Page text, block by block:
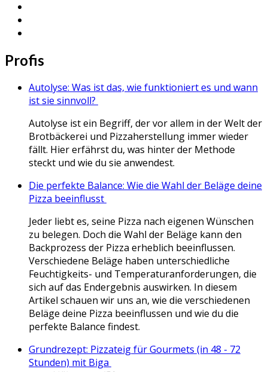
Profis
Autolyse: Was ist das, wie funktioniert es und wann
ist sie sinnvoll?
Autolyse ist ein Begriff, der vor allem in der Welt der
Brotbäckerei und Pizzaherstellung immer wieder
fällt. Hier erfährst du, was hinter der Methode
steckt und wie du sie anwendest.
Die perfekte Balance: Wie die Wahl der Beläge deine
Pizza beeinflusst
Jeder liebt es, seine Pizza nach eigenen Wünschen
zu belegen. Doch die Wahl der Beläge kann den
Backprozess der Pizza erheblich beeinflussen.
Verschiedene Beläge haben unterschiedliche
Feuchtigkeits- und Temperaturanforderungen, die
sich auf das Endergebnis auswirken. In diesem
Artikel schauen wir uns an, wie die verschiedenen
Beläge deine Pizza beeinflussen und wie du die
perfekte Balance findest.
Grundrezept: Pizzateig für Gourmets (in 48 - 72
Stunden) mit Biga